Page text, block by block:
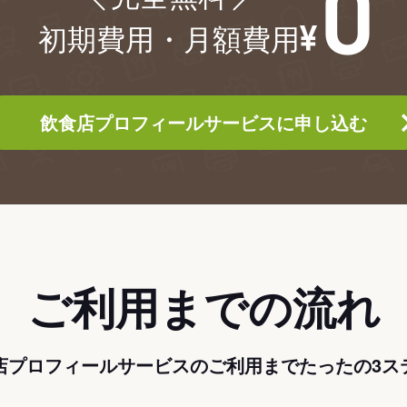
初期費用・月額費用
飲食店プロフィールサービスに申し込む
ご利用までの流れ
プロフィールサービスのご利用までたったの3ス